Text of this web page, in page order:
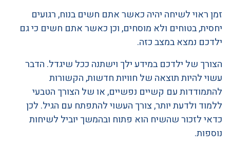
זמן ראוי לשיחה יהיה כאשר אתם חשים בנוח, רגועים
יחסית, בטוחים ולא מוסחים, וכן כאשר אתם חשים כי גם
ילדכם נמצא במצב כזה.
הצורך של ילדכם במידע ילך וישתנה ככל שיגדל. הדבר
עשוי להיות תוצאה של חוויות חדשות, הקשורות
להתמודדות עם קשיים נפשיים, או של הצורך הטבעי
ללמוד ולדעת יותר, צורך העשוי להתפתח עם הגיל. לכן
כדאי לזכור שהשיח הוא פתוח ובהמשך יוביל לשיחות
נוספות.